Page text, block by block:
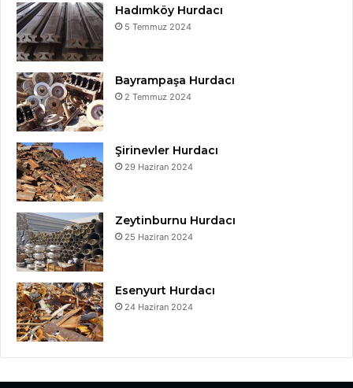
Hadımköy Hurdacı
5 Temmuz 2024
Bayrampaşa Hurdacı
2 Temmuz 2024
Şirinevler Hurdacı
29 Haziran 2024
Zeytinburnu Hurdacı
25 Haziran 2024
Esenyurt Hurdacı
24 Haziran 2024